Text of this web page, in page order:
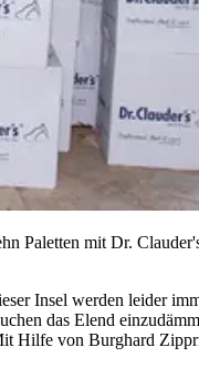
Paletten mit Dr.
Insel werden leider
das Elend
Hilfe von Burghard